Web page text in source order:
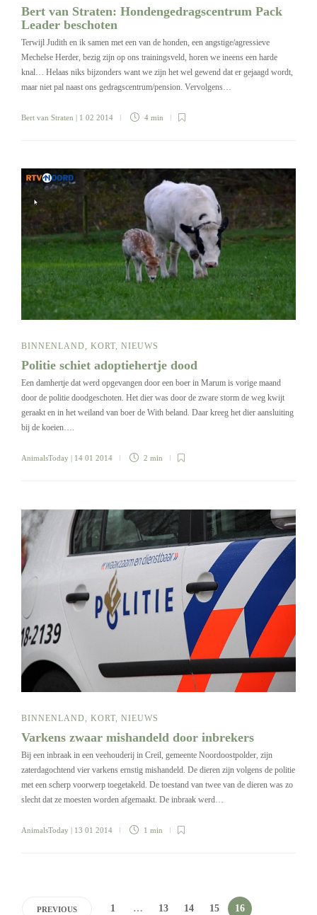
Bert van Straten: Hondengedragscentrum Pack
Leader beschoten
Terwijl Judith en ik samen met een van de honden, een angstige/agressieve
Mechelse Herder, bezig zijn op ons trainingsveld, horen we ineens een harde
knal… Helaas niks bijzonders want we zijn het wel gewend dat er gejaagd wordt,
maar niet pal naast ons gedragscentrum/pension. Vervolgens…
Bert van Straten | 1 02 2014 4 min
BINNENLAND, KORT, NIEUWS
Politie schiet adoptiehertje dood
Een damhertje dat werd opgevangen door een boer in Marum is vorige maand
door de politie doodgeschoten. Het dier was door de zware storm de weg kwijt
geraakt en in het weiland van boer de With beland. Daar kreeg het dier aansluiting
bij de koeien….
AnimalsToday | 14 01 2014 2 min
BINNENLAND, KORT, NIEUWS
Varkens zwaar mishandeld door inbrekers
Bij een inbraak in een veehouderij in Creil, gemeente Noordoostpolder, zijn
zaterdagochtend vier varkens ernstig mishandeld. De dieren zijn volgens de politie
met een scherp voorwerp toegetakeld. De toestand van twee van de dieren was zo
slecht dat ze moesten worden afgemaakt. De inbraak werd…
AnimalsToday | 13 01 2014 1 min
PREVIOUS 1 … 13 14 15 16